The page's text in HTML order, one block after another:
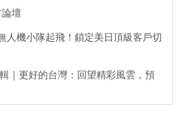
壇
人機小隊起飛！鎖定美日頂級客戶切
｜更好的台灣：回望精彩風雲，預